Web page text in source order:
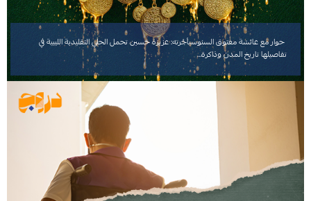
حوار مع عائشة معتوق السنوسيأجْرته: عزيزة حسين تحمل الحلي التقليدية الليبية في
تفاصيلها تاريخ المدن وذاكرة…